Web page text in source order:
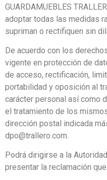
GUARDAMUEBLES
adoptar todas las medidas
supriman o rectifiquen sin
De acuerdo con los
vigente en protección de
de acceso, rectificación,
portabilidad y oposición al
carácter personal así como
el tratamiento de los
dirección postal indicada
dpo@trallero.com.
Podrá dirigirse a la
presentar la reclamación